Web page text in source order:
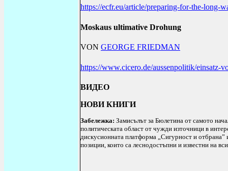
https://ecfr.eu/article/preparing-for-the-long-
Moskaus ultimative Drohung
VON GEORGE FRIEDMAN
https://www.cicero.de/aussenpolitik/einsatz-
ВИДЕО
НОВИ КНИГИ
Забележка: Замисълът за Бюлетина от самото
политическата област от чужди източници в
дискусионната платформа „Сигурност и отбрана”
позиции, които са леснодостъпни и известни на